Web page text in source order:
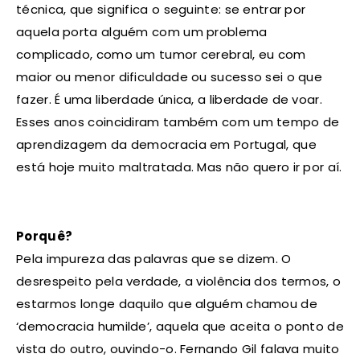
técnica, que significa o seguinte: se entrar por
aquela porta alguém com um problema
complicado, como um tumor cerebral, eu com
maior ou menor dificuldade ou sucesso sei o que
fazer. É uma liberdade única, a liberdade de voar.
Esses anos coincidiram também com um tempo de
aprendizagem da democracia em Portugal, que
está hoje muito maltratada. Mas não quero ir por aí.
Porquê?
Pela impureza das palavras que se dizem. O
desrespeito pela verdade, a violência dos termos, o
estarmos longe daquilo que alguém chamou de
‘democracia humilde’, aquela que aceita o ponto de
vista do outro, ouvindo-o. Fernando Gil falava muito